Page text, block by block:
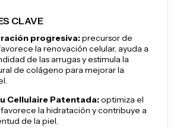
CLAVE
progresiva:precursor de
la renovación celular, ayuda a
de las arrugas y estimula la
de colágeno para mejorar la
Cellulaire Patentada:optimiza el
la hidratación y contribuye a
de la piel.